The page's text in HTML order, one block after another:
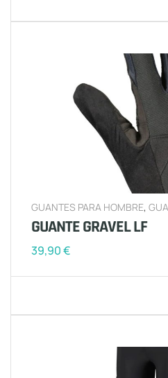
GUANTES PARA HOMBRE,
GUANTE GRAVEL LF
39,90€